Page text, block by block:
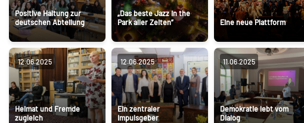
Positive Haltung zur
deutschen Abteilung
„Das beste Jazz in the
Park aller Zeiten”
Eine neue Plattform
12.06.2025
Heimat und Fremde
zugleich
12.06.2025
Ein zentraler
Impulsgeber
11.06.2025
Demokratie lebt vom
Dialog